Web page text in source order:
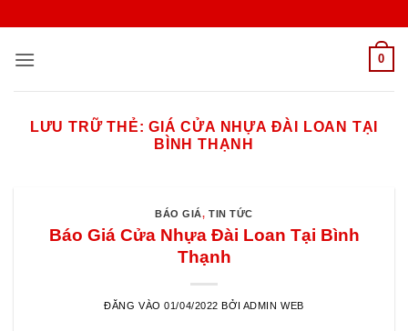
nội
0
LƯU TRỮ THẺ:GIÁ CỬA NHỰA ĐÀI LOAN TẠI
BÌNH THẠNH
BÁO GIÁ,TIN TỨC
Báo Giá Cửa Nhựa Đài Loan Tại Bình
Thạnh
ĐĂNG VÀO01/04/2022 BỞI ADMIN WEB